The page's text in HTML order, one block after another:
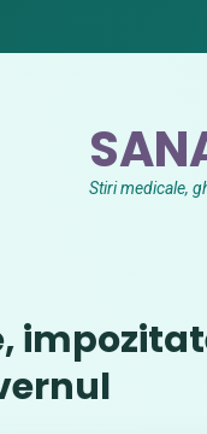
Stiri medicale,